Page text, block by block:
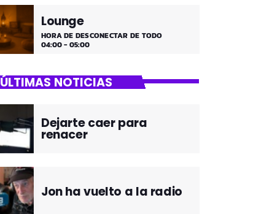
Lounge
HORA DE DESCONECTAR DE TODO
04:00 - 05:00
ÚLTIMAS NOTICIAS
Dejarte caer para
renacer
Jon ha vuelto a la radio